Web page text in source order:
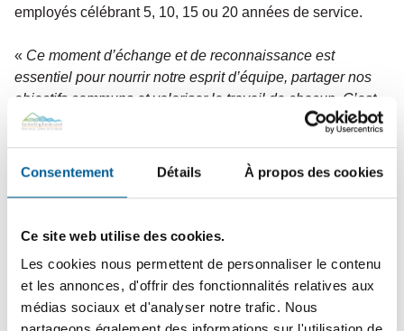
Consentement Détails À propos des cookies
Ce site web utilise des cookies.
Les cookies nous permettent de personnaliser le contenu
et les annonces, d'offrir des fonctionnalités relatives aux
médias sociaux et d'analyser notre trafic. Nous
employés célébrant 5, 10, 15 ou 20 années de service.
« Ce moment d’échange et de reconnaissance est
essentiel pour nourrir notre esprit d’équipe, partager nos
objectifs communs et valoriser le travail de chacun. C’est
une belle occasion de renforcer notre engagement collectif
servons.
» — Audrey Beaulieu, directrice générale
Sainte-Brigitte-de-Laval : testez
vos connaissances!